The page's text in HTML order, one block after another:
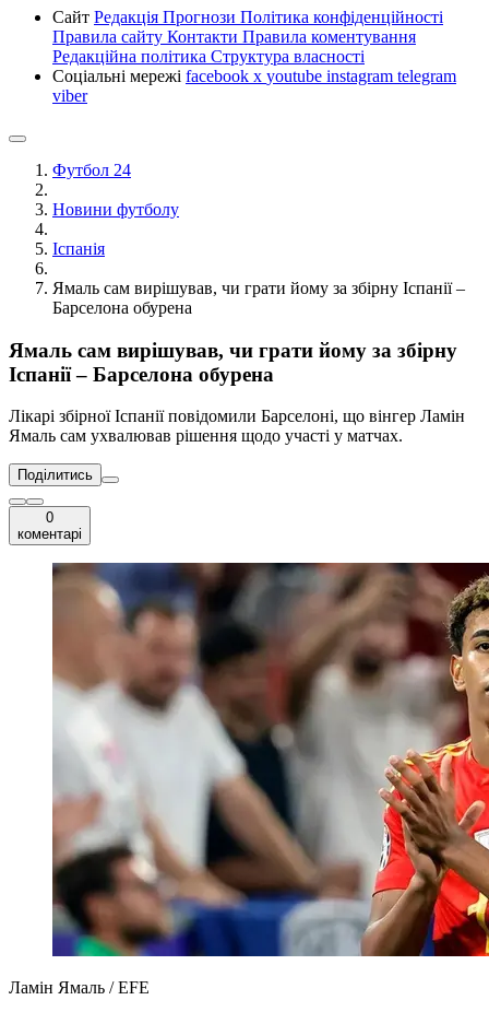
Сайт Редакція Прогнози Політика конфіденційності
Правила сайту Контакти Правила коментування
Редакційна політика Структура власності
Соціальні мережі facebook x youtube instagram telegram
viber
Футбол 24
Новини футболу
Іспанія
Ямаль сам вирішував, чи грати йому за збірну Іспанії –
Барселона обурена
Ямаль сам вирішував, чи грати йому за збірну
Іспанії – Барселона обурена
Лікарі збірної Іспанії повідомили Барселоні, що вінгер Ламін
Ямаль сам ухвалював рішення щодо участі у матчах.
Поділитись
0
коментарі
Ламін Ямаль / EFE